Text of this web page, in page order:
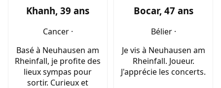
Khanh, 39 ans
Cancer ·
Basé à Neuhausen am
Rheinfall, je profite des
lieux sympas pour
sortir. Curieux et
Bocar, 47 ans
Bélier ·
Je vis à Neuhausen am
Rheinfall. Joueur.
J'apprécie les concerts.